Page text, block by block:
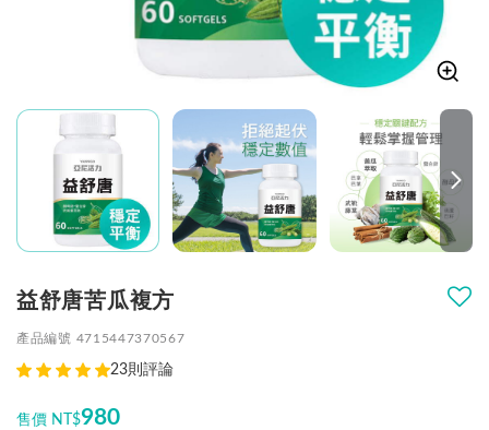
益舒唐苦瓜複方
產品編號 4715447370567
23則評論
售價 NT$980